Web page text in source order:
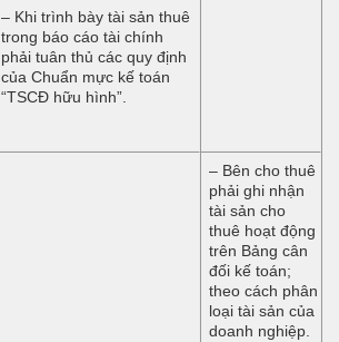
– Khi trình bày tài sản thuê
trong báo cáo tài chính
phải tuân thủ các quy định
của Chuẩn mực kế toán
“TSCĐ hữu hình”.
– Bên cho thuê
phải ghi nhận
tài sản cho
thuê hoạt động
trên Bảng cân
đối kế toán;
theo cách phân
loại tài sản của
doanh nghiệp.